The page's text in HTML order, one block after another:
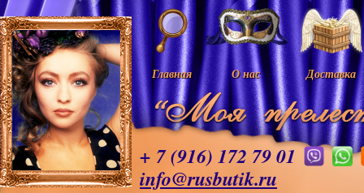
Главная О нас Доставка
+ 7 (916) 172 79 01
info@rusbutik.ru